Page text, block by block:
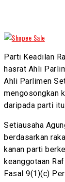
Parti Keadilan
hasrat Ahli
Ahli Parlimen
mengosongkan
daripada parti itu.
Setiausaha
berdasarkan
kanan parti
keanggotaan
Fasal 9(1)(c)